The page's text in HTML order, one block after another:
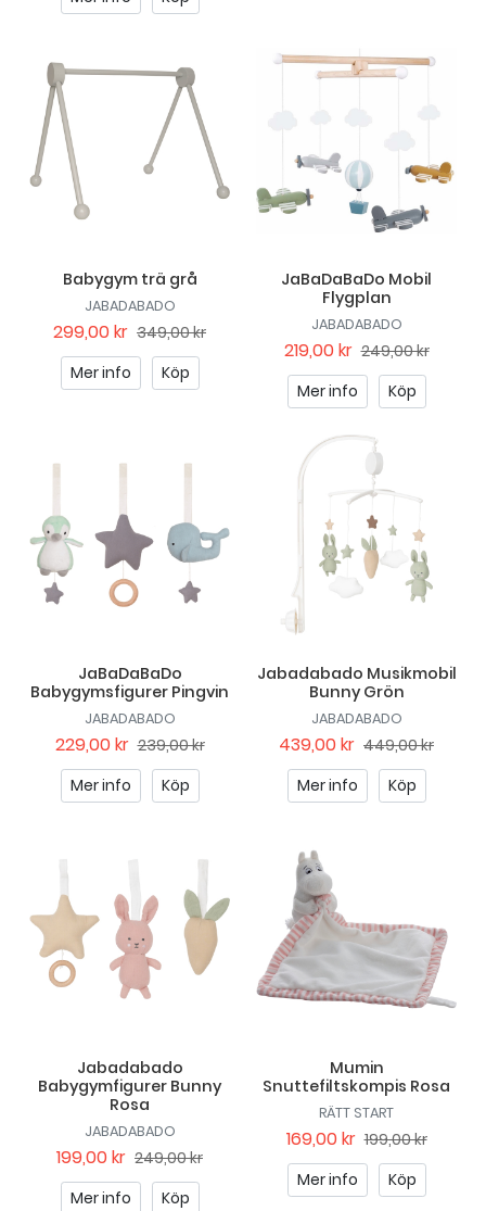
Babygym trä grå
JABADABADO
299,00 kr 349,00 kr
Mer info
Köp
JaBaDaBaDo Mobil
Flygplan
JABADABADO
219,00 kr 249,00 kr
Mer info
Köp
JaBaDaBaDo
Babygymsfigurer Pingvin
JABADABADO
229,00 kr 239,00 kr
Mer info
Köp
Jabadabado Musikmobil
Bunny Grön
JABADABADO
439,00 kr 449,00 kr
Mer info
Köp
Jabadabado
Babygymfigurer Bunny
Rosa
JABADABADO
199,00 kr 249,00 kr
Mer info
Köp
Mumin
Snuttefiltskompis Rosa
RÄTT START
169,00 kr 199,00 kr
Mer info
Köp